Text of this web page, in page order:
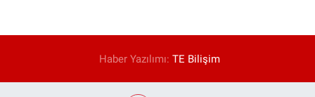
Haber Yazılımı:TE Bilişim